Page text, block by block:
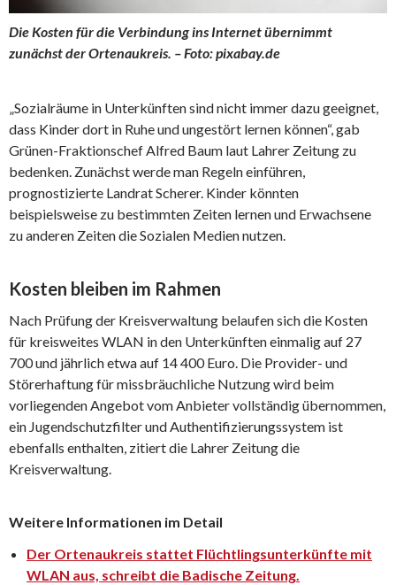
Die Kosten für die Verbindung ins Internet übernimmt
zunächst der Ortenaukreis. – Foto: pixabay.de
„Sozialräume in Unterkünften sind nicht immer dazu geeignet,
dass Kinder dort in Ruhe und ungestört lernen können“, gab
Grünen-Fraktionschef Alfred Baum laut Lahrer Zeitung zu
bedenken. Zunächst werde man Regeln einführen,
prognostizierte Landrat Scherer. Kinder könnten
beispielsweise zu bestimmten Zeiten lernen und Erwachsene
zu anderen Zeiten die Sozialen Medien nutzen.
Kosten bleiben im Rahmen
Nach Prüfung der Kreisverwaltung belaufen sich die Kosten
für kreisweites WLAN in den Unterkünften einmalig auf 27
700 und jährlich etwa auf 14 400 Euro. Die Provider- und
Störerhaftung für missbräuchliche Nutzung wird beim
vorliegenden Angebot vom Anbieter vollständig übernommen,
ein Jugendschutzfilter und Authentifizierungssystem ist
ebenfalls enthalten, zitiert die Lahrer Zeitung die
Kreisverwaltung.
Weitere Informationen im Detail
Der Ortenaukreis stattet Flüchtlingsunterkünfte mit
WLAN aus, schreibt die Badische Zeitung.